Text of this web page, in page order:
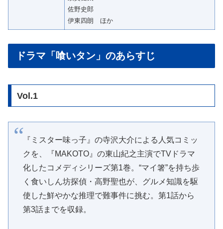
佐野史郎
伊東四朗 ほか
ドラマ「喰いタン」のあらすじ
Vol.1
『ミスター味っ子』の寺沢大介による人気コミッ
クを、『MAKOTO』の東山紀之主演でTVドラマ
化したコメディシリーズ第1巻。“マイ箸”を持ち歩
く食いしん坊探偵・高野聖也が、グルメ知識を駆
使した鮮やかな推理で難事件に挑む。第1話から
第3話までを収録。